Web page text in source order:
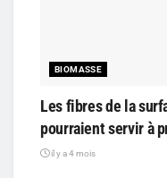
BIOMASSE
Les fibres de la
pourraient servir à
il y a 4 mois